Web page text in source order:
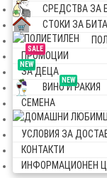
СРЕДСТВА ЗА
СТОКИ ЗА БИТА
SALE
ПРОМОЦИИ
NEW
ЗА ДЕЦА
NEW
ВИНО И РАКИЯ
СЕМЕНА
УСЛОВИЯ ЗА
КОНТАКТИ
ИНФОРМАЦИОНЕН